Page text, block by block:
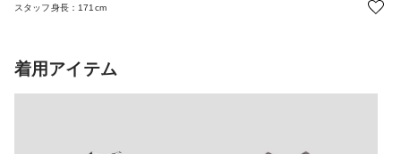
スタッフ身長：171cm
着用アイテム